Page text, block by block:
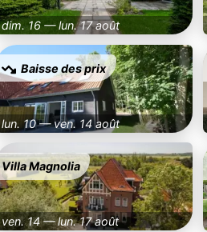
dim. 16 — lun. 17 août
Baisse des prix
lun. 10 — ven. 14 août
Villa Magnolia
ven. 14 — lun. 17 août